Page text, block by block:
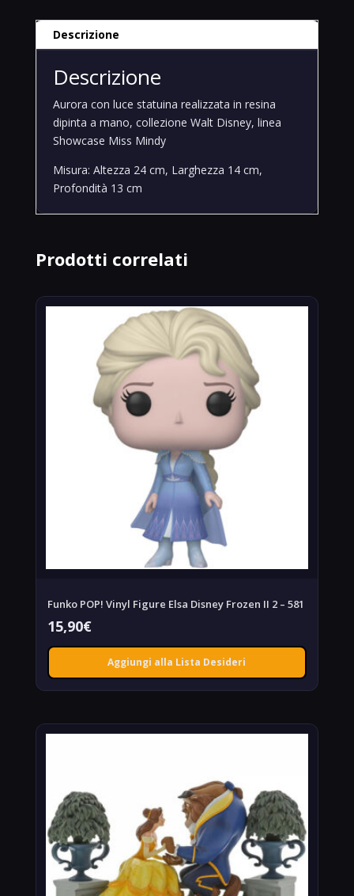
Descrizione
Descrizione
Aurora con luce statuina realizzata in resina
dipinta a mano, collezione Walt Disney, linea
Showcase Miss Mindy
Misura: Altezza 24 cm, Larghezza 14 cm,
Profondità 13 cm
Prodotti correlati
Funko POP! Vinyl Figure Elsa Disney Frozen II 2 – 581
15,90€
Aggiungi alla Lista Desideri